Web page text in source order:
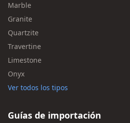
Marble
Granite
Quartzite
Travertine
Limestone
Onyx
Ver todos los tipos
Guías de importación